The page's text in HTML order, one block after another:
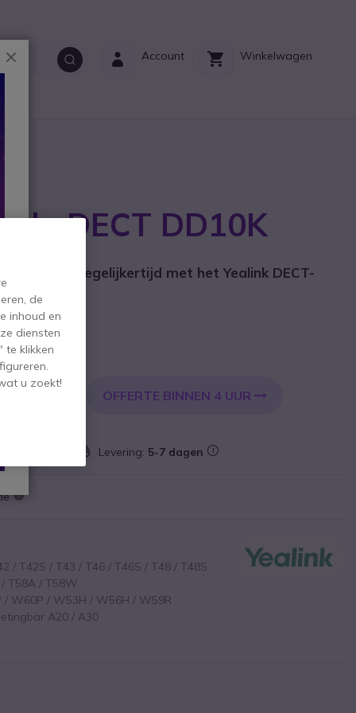
Winkelwagen
Account
DECT DD10K
1300020
/ T42S tegelijkertijd met het Yealink DECT-
telefoon
BTW
OFFERTE BINNEN 4 UUR
Levering: 5-7 dagen
/ T42S / T43 / T46 / T46S / T48 / T48S
T58A / T58W
/ W60P / W53H / W56H / W59R
A20 / A30
de
inhoud en
diensten
te klikken
u zoekt!